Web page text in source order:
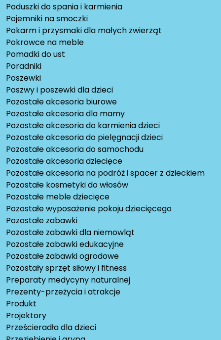
Poduszki do spania i karmienia
Pojemniki na smoczki
Pokarm i przysmaki dla małych zwierząt
Pokrowce na meble
Pomadki do ust
Poradniki
Poszewki
Poszwy i poszewki dla dzieci
Pozostałe akcesoria biurowe
Pozostałe akcesoria dla mamy
Pozostałe akcesoria do karmienia dzieci
Pozostałe akcesoria do pielęgnacji dzieci
Pozostałe akcesoria do samochodu
Pozostałe akcesoria dziecięce
Pozostałe akcesoria na podróż i spacer z dzieckiem
Pozostałe kosmetyki do włosów
Pozostałe meble dziecięce
Pozostałe wyposażenie pokoju dziecięcego
Pozostałe zabawki
Pozostałe zabawki dla niemowląt
Pozostałe zabawki edukacyjne
Pozostałe zabawki ogrodowe
Pozostały sprzęt siłowy i fitness
Preparaty medycyny naturalnej
Prezenty-przeżycia i atrakcje
Produkt
Projektory
Prześcieradła dla dzieci